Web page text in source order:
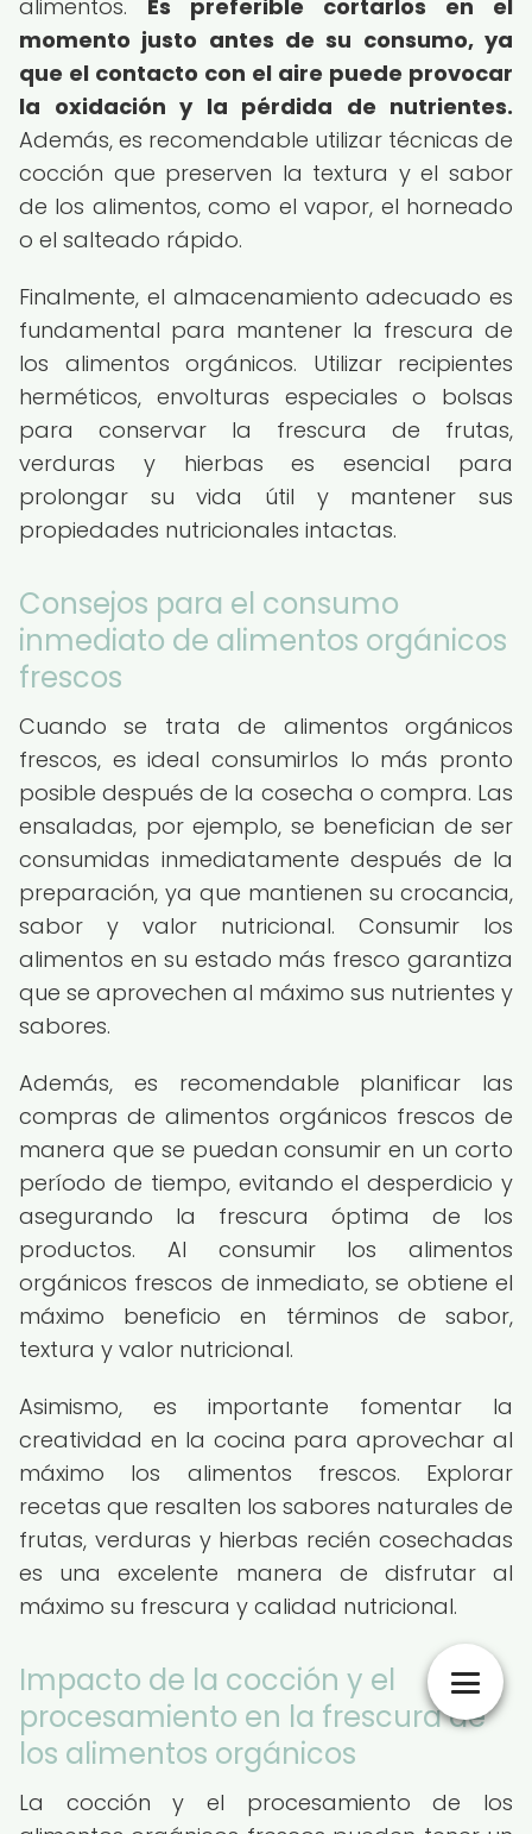
alimentos. Es preferible cortarlos en el
momento justo antes de su consumo, ya
que el contacto con el aire puede provocar
la oxidación y la pérdida de nutrientes.
Además, es recomendable utilizar técnicas de
cocción que preserven la textura y el sabor
de los alimentos, como el vapor, el horneado
o el salteado rápido.
Finalmente, el almacenamiento adecuado es
fundamental para mantener la frescura de
los alimentos orgánicos. Utilizar recipientes
herméticos, envolturas especiales o bolsas
para conservar la frescura de frutas,
verduras y hierbas es esencial para
prolongar su vida útil y mantener sus
propiedades nutricionales intactas.
Consejos para el consumo
inmediato de alimentos orgánicos
frescos
Cuando se trata de alimentos orgánicos
frescos, es ideal consumirlos lo más pronto
posible después de la cosecha o compra. Las
ensaladas, por ejemplo, se benefician de ser
consumidas inmediatamente después de la
preparación, ya que mantienen su crocancia,
sabor y valor nutricional. Consumir los
alimentos en su estado más fresco garantiza
que se aprovechen al máximo sus nutrientes y
sabores.
Además, es recomendable planificar las
compras de alimentos orgánicos frescos de
manera que se puedan consumir en un corto
período de tiempo, evitando el desperdicio y
asegurando la frescura óptima de los
productos. Al consumir los alimentos
orgánicos frescos de inmediato, se obtiene el
máximo beneficio en términos de sabor,
textura y valor nutricional.
Asimismo, es importante fomentar la
creatividad en la cocina para aprovechar al
máximo los alimentos frescos. Explorar
recetas que resalten los sabores naturales de
frutas, verduras y hierbas recién cosechadas
es una excelente manera de disfrutar al
máximo su frescura y calidad nutricional.
Impacto de la cocción y el
procesamiento en la frescura de
los alimentos orgánicos
La cocción y el procesamiento de los